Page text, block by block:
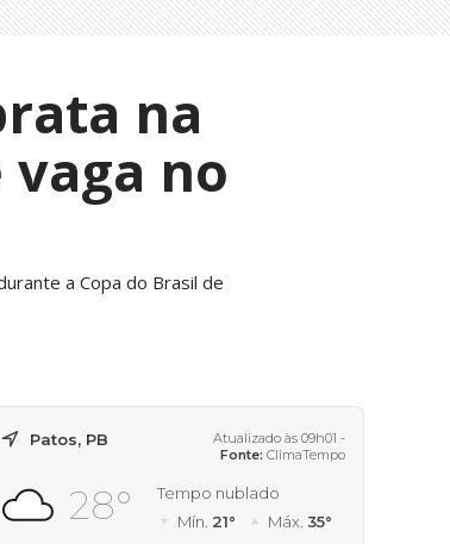
na
no
a Copa do Brasil de
Patos, PB
Atualizado às 09h01 -
Fonte: ClimaTempo
28°
Tempo nublado
Mín. 21° Máx. 35°